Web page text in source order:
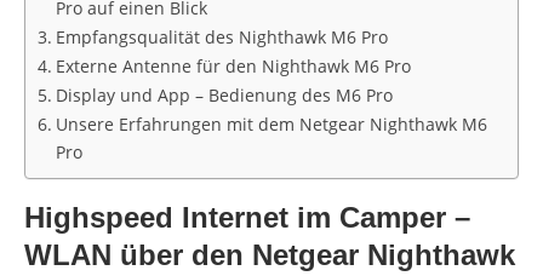
Pro auf einen Blick
Empfangsqualität des Nighthawk M6 Pro
Externe Antenne für den Nighthawk M6 Pro
Display und App – Bedienung des M6 Pro
Unsere Erfahrungen mit dem Netgear Nighthawk M6
Pro
Highspeed Internet im Camper –
WLAN über den Netgear Nighthawk